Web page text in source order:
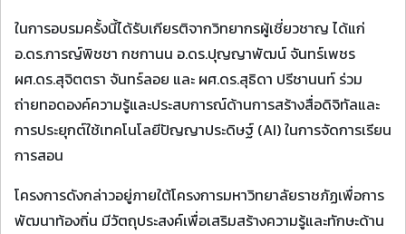
ในการอบรมครั้งนี้ได้รับเกียรติจากวิทยากรผู้เชี่ยวชาญ ได้แก่
อ.ดร.การญ์พิชชา กชกานน อ.ดร.ปุญญาพัฒน์ จันทร์เพชร
ผศ.ดร.สุจิตตรา จันทร์ลอย และ ผศ.ดร.สุธิดา ปรีชานนท์ ร่วม
ถ่ายทอดองค์ความรู้และประสบการณ์ด้านการสร้างสื่อดิจิทัลและ
การประยุกต์ใช้เทคโนโลยีปัญญาประดิษฐ์ (AI) ในการจัดการเรียน
การสอน
โครงการดังกล่าวอยู่ภายใต้โครงการมหาวิทยาลัยราชภัฏเพื่อการ
พัฒนาท้องถิ่น มีวัตถุประสงค์เพื่อเสริมสร้างความรู้และทักษะด้าน